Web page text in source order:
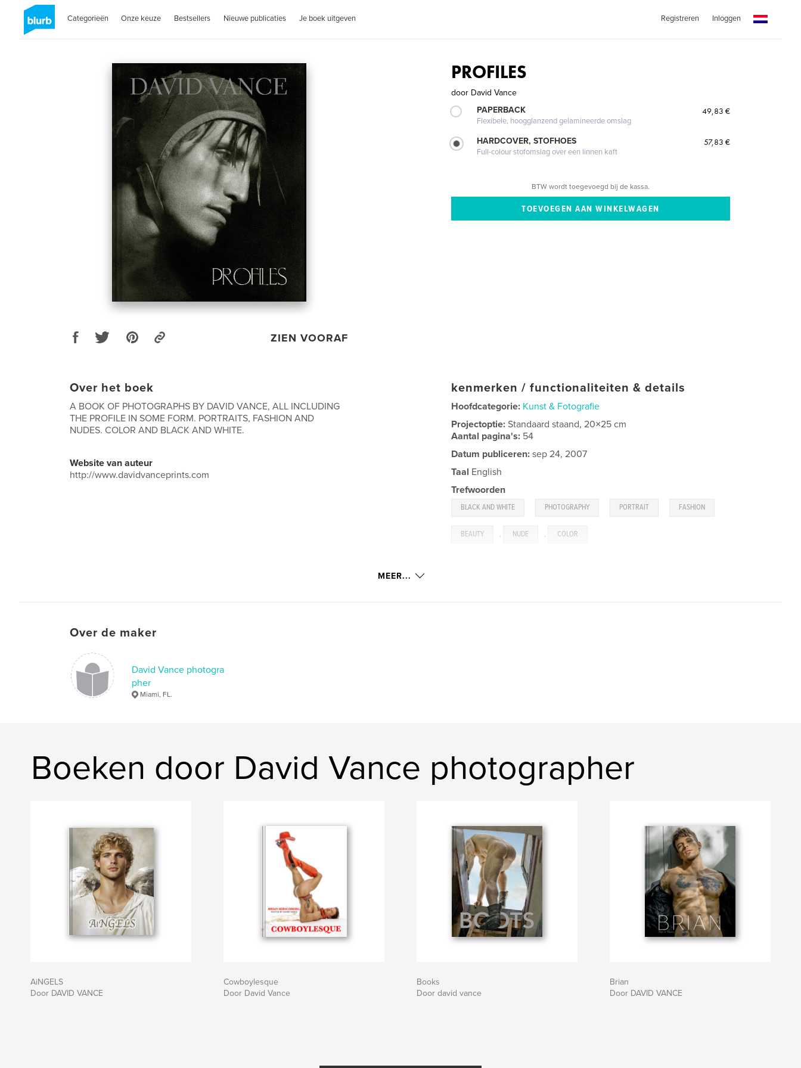
Categorieën Onze keuze Bestsellers Nieuwe publicaties Je boek uitgeven Registreren Inloggen
ZIEN VOORAF
PROFILES
door David Vance
PAPERBACK
Flexibele, hoogglanzend gelamineerde omslag
49,83 €
HARDCOVER, STOFHOES
Full-colour stofomslag over een linnen kaft
57,83 €
BTW wordt toegevoegd bij de kassa.
Over het boek
A BOOK OF PHOTOGRAPHS BY DAVID VANCE, ALL INCLUDING
THE PROFILE IN SOME FORM. PORTRAITS, FASHION AND
NUDES. COLOR AND BLACK AND WHITE.
Website van auteur
http://www.davidvanceprints.com
kenmerken / functionaliteiten & details
Hoofdcategorie: Kunst & Fotografie
Projectoptie:Standaard staand, 20×25 cm
Aantal pagina's: 54
Datum publiceren: sep 24, 2007
Taal English
Trefwoorden
BLACK AND WHITE PHOTOGRAPHY PORTRAIT FASHION
BEAUTY , NUDE , COLOR
MEER...
Over de maker
David Vance photogra
pher
Miami, FL.
Boeken door David Vance photographer
AiNGELS
Door DAVID VANCE
Cowboylesque
Door David Vance
Books
Door david vance
Brian
Door DAVID VANCE